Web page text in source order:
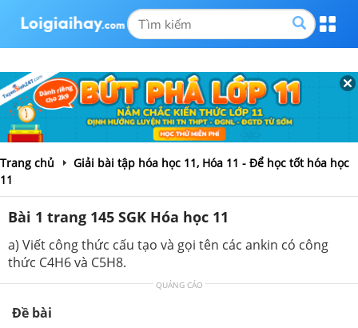
Trang chủ
Giải bài tập hóa học 11, Hóa 11 - Để học tốt hóa học
11
Bài 1 trang 145 SGK Hóa học 11
a) Viết công thức cấu tạo và gọi tên các ankin có công
thức C4H6 và C5H8.
QUẢNG CÁO
Đề bài